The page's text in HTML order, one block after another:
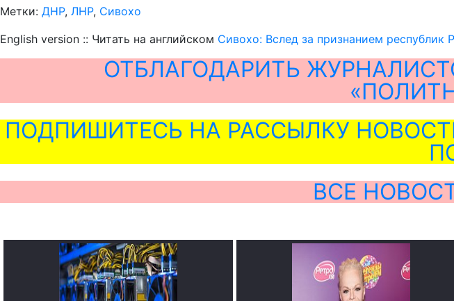
Метки: ДНР, ЛНР, Сивохо
English version :: Читать на английском Сивохо: Вслед за признанием
ОТБЛАГОДАРИТЬ
ПОДПИШИТЕСЬ НА РАССЫЛКУ
ВСЕ